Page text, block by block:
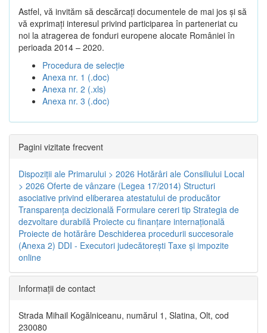
Astfel, vă invităm să descărcați documentele de mai jos și să
vă exprimați interesul privind participarea în parteneriat cu
noi la atragerea de fonduri europene alocate României în
perioada 2014 – 2020.
Procedura de selecție
Anexa nr. 1 (.doc)
Anexa nr. 2 (.xls)
Anexa nr. 3 (.doc)
Pagini vizitate frecvent
Dispoziţii ale Primarului > 2026 Hotărâri ale Consiliului Local
> 2026 Oferte de vânzare (Legea 17/2014) Structuri
asociative privind eliberarea atestatului de producător
Transparenţa decizională Formulare cereri tip Strategia de
dezvoltare durabilă Proiecte cu finanţare internaţională
Proiecte de hotărâre Deschiderea procedurii succesorale
(Anexa 2) DDI - Executori judecătorești Taxe şi impozite
online
Informaţii de contact
Strada Mihail Kogălniceanu, numărul 1, Slatina, Olt, cod
230080